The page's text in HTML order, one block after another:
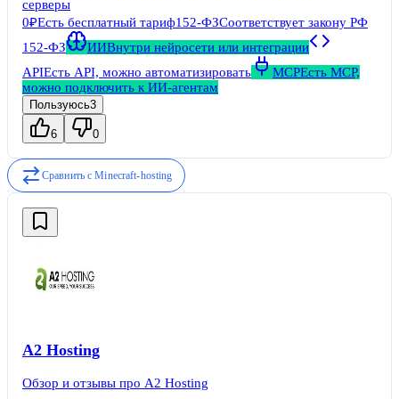
основания бренд не раскрывает, информация о
юридическом лице скрыта. Основной сайт размещён в
доменной зоне .
серверы
0₽Есть бесплатный тариф152-ФЗСоответствует закону РФ
152-ФЗ
ИИВнутри нейросети или интеграции
APIЕсть API, можно автоматизировать MCPЕсть MCP,
можно подключить к ИИ-агентам
Пользуюсь3
6 0
Сравнить сMinecraft-hosting
A2 Hosting
Обзор и отзывы про A2 Hosting